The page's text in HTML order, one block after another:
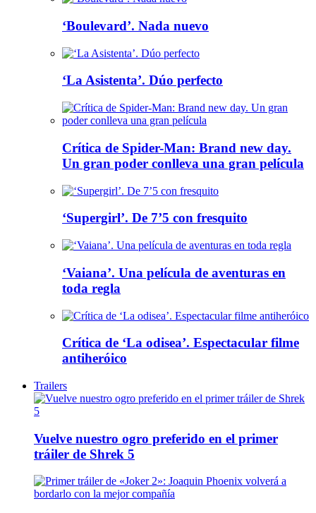
‘Boulevard’. Nada nuevo
‘La Asistenta’. Dúo perfecto
Crítica de Spider-Man: Brand new day.
Un gran poder conlleva una gran película
‘Supergirl’. De 7’5 con fresquito
‘Vaiana’. Una película de aventuras en
toda regla
Crítica de ‘La odisea’. Espectacular filme
antiheróico
Trailers
Vuelve nuestro ogro preferido en el primer
tráiler de Shrek 5